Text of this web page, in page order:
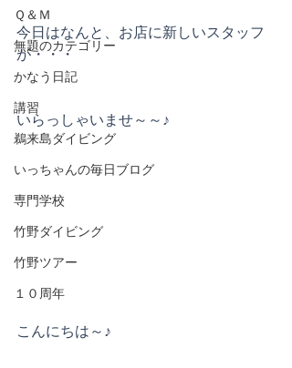
Ｑ＆Ｍ
無題のカテゴリー
かなう日記
講習
鵜来島ダイビング
いっちゃんの毎日ブログ
専門学校
竹野ダイビング
竹野ツアー
１０周年
今日はなんと、お店に新しいスタッフ
が・・・
いらっしゃいませ～～♪
こんにちは～♪